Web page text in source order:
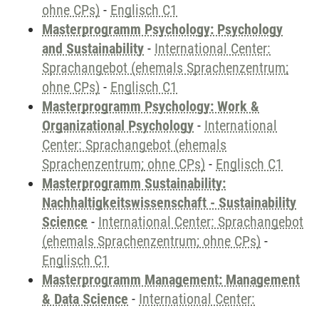
ohne CPs) - Englisch C1
Masterprogramm Psychology: Psychology
and Sustainability - International Center:
Sprachangebot (ehemals Sprachenzentrum;
ohne CPs) - Englisch C1
Masterprogramm Psychology: Work &
Organizational Psychology - International
Center: Sprachangebot (ehemals
Sprachenzentrum; ohne CPs) - Englisch C1
Masterprogramm Sustainability:
Nachhaltigkeitswissenschaft - Sustainability
Science - International Center: Sprachangebot
(ehemals Sprachenzentrum; ohne CPs) -
Englisch C1
Masterprogramm Management: Management
& Data Science - International Center: